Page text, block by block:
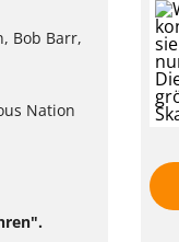
Bob Barr,
Nation